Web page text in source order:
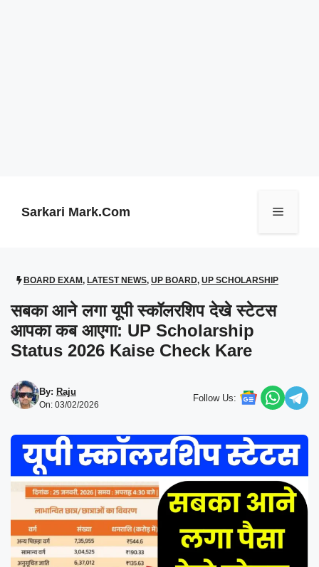
Sarkari Mark.Com Menu
BOARD EXAM, LATEST NEWS, UP BOARD, UP SCHOLARSHIP
सबका आने लगा यूपी स्कॉलरशिप देखे स्टेटस
आपका कब आएगा: UP Scholarship
Status 2026 Kaise Check Kare
By: Raju
On: 03/02/2026
Follow Us: